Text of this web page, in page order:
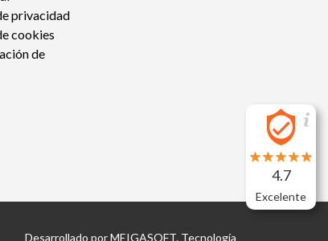
privacidad
cookies
de
Desarrollado porMEIGASOFT. Tecnología
4.7
Excelente